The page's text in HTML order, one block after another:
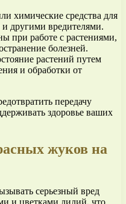
химические средства для
другими вредителями.
при работе с растениями,
болезней.
растений путем
и обработки от
передачу
здоровье ваших
жуков на
серьезный вред
и цветками лилий, что